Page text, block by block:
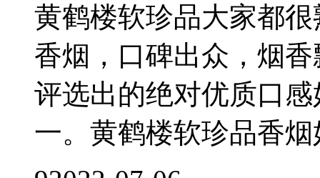
黄鹤楼软珍品大家都
香烟，口碑出众，烟
评选出的绝对优质口
一。黄鹤楼软珍品香烟